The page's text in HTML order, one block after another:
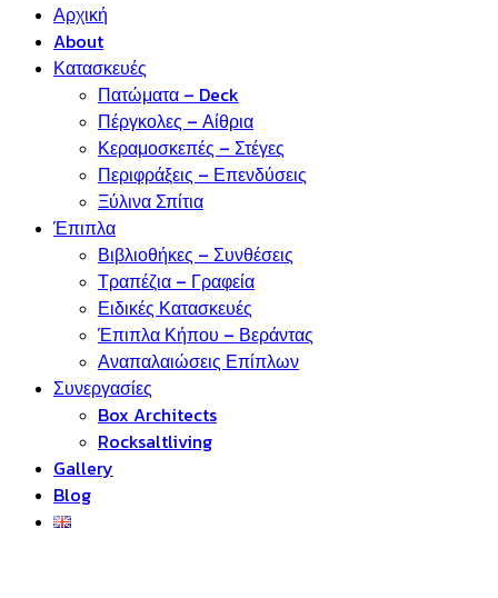
Αρχική
About
Κατασκευές
Πατώματα – Deck
Πέργκολες – Αίθρια
Κεραμοσκεπές – Στέγες
Περιφράξεις – Επενδύσεις
Ξύλινα Σπίτια
Έπιπλα
Βιβλιοθήκες – Συνθέσεις
Τραπέζια – Γραφεία
Ειδικές Κατασκευές
Έπιπλα Κήπου – Βεράντας
Αναπαλαιώσεις Επίπλων
Συνεργασίες
Box Architects
Rocksaltliving
Gallery
Blog